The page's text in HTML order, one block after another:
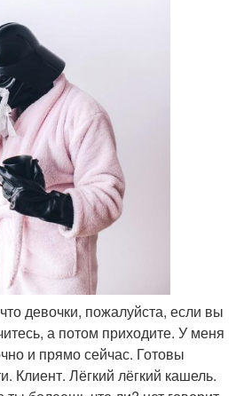
девочки, пожалуйста, если вы
а потом приходите. У меня
и прямо сейчас. Готовы
Клиент. Лёгкий лёгкий кашель.